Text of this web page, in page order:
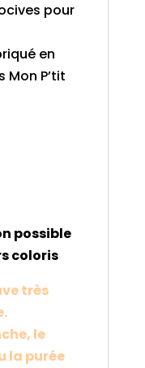
pour
en
Mon P’tit
possible
coloris
très
le
la purée